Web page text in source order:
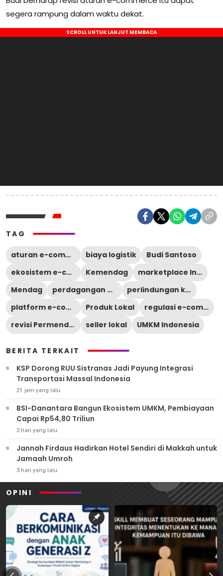
segera rampung dalam waktu dekat.
TAG
aturan e-commerce biaya logistik
Budi Santoso
ekosistem e-commerce
Kemendag
marketplace Indonesia
Mendag
perdagangan digital
perlindungan konsumen
platform e-commerce
Produk Lokal
regulasi e-commerce
revisi Permendag e-commerce
seller lokal UMKM Indonesia
BERITA TERKAIT
KSP Dorong RUU Sistranas Jadi Payung Integrasi
Transportasi Massal Indonesia
21 jam yang lalu
BSI-Danantara Bangun Ekosistem UMKM, Pembiayaan
Capai Rp54,80 Triliun
2 hari yang lalu
Jannah Firdaus Hadirkan Hotel Sendiri di Makkah untuk
Jamaah Umroh
3 hari yang lalu
OPINI